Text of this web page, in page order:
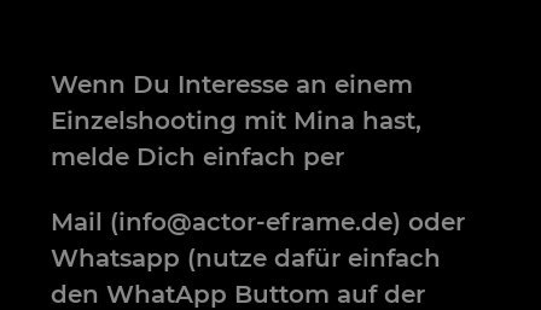
Wenn Du Interesse an einem
Einzelshooting mit Mina hast,
melde Dich einfach per
Mail (info@actor-eframe.de) oder
Whatsapp (nutze dafür einfach
den WhatApp Buttom auf der